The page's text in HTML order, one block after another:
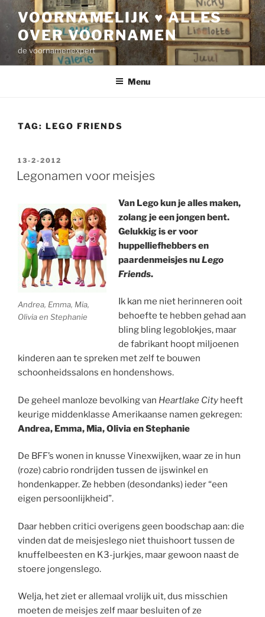
inhoud
VOORNAMELIJK ♥ ALLES
OVER VOORNAMEN
de voornamenexpert
Menu
TAG: LEGO FRIENDS
GEPLAATST
OP
13-2-2012
Legonamen voor meisjes
Andrea, Emma, Mia,
Olivia en Stephanie
Van Lego kun je alles maken,
zolang je een jongen bent.
Gelukkig is er voor
huppelliefhebbers en
paardenmeisjes nuLego
Friends.
Ik kan me niet herinneren ooit
behoefte te hebben gehad aan
bling bling legoblokjes, maar
de fabrikant hoopt miljoenen
kinderen aan te spreken met zelf te bouwen
schoonheidssalons en hondenshows.
De geheel manloze bevolking van Heartlake City heeft
keurige middenklasse Amerikaanse namen gekregen:
Andrea, Emma, Mia, Olivia en Stephanie
De BFF’s wonen in knusse Vinexwijken, waar ze in hun
(roze) cabrio rondrijden tussen de ijswinkel en
hondenkapper. Ze hebben (desondanks) ieder “een
eigen persoonlijkheid”.
Daar hebben critici overigens geen boodschap aan: die
vinden dat de meisjeslego niet thuishoort tussen de
knuffelbeesten en K3-jurkjes, maar gewoon naast de
stoere jongenslego.
Welja, het ziet er allemaal vrolijk uit, dus misschien
moeten de meisjes zelf maar besluiten of ze